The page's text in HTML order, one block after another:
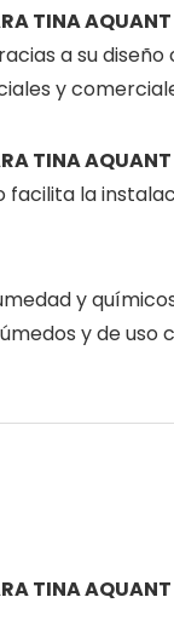
TINA AQUANT
a su
y
TINA AQUANT
la
y
y de
TINA AQUANT